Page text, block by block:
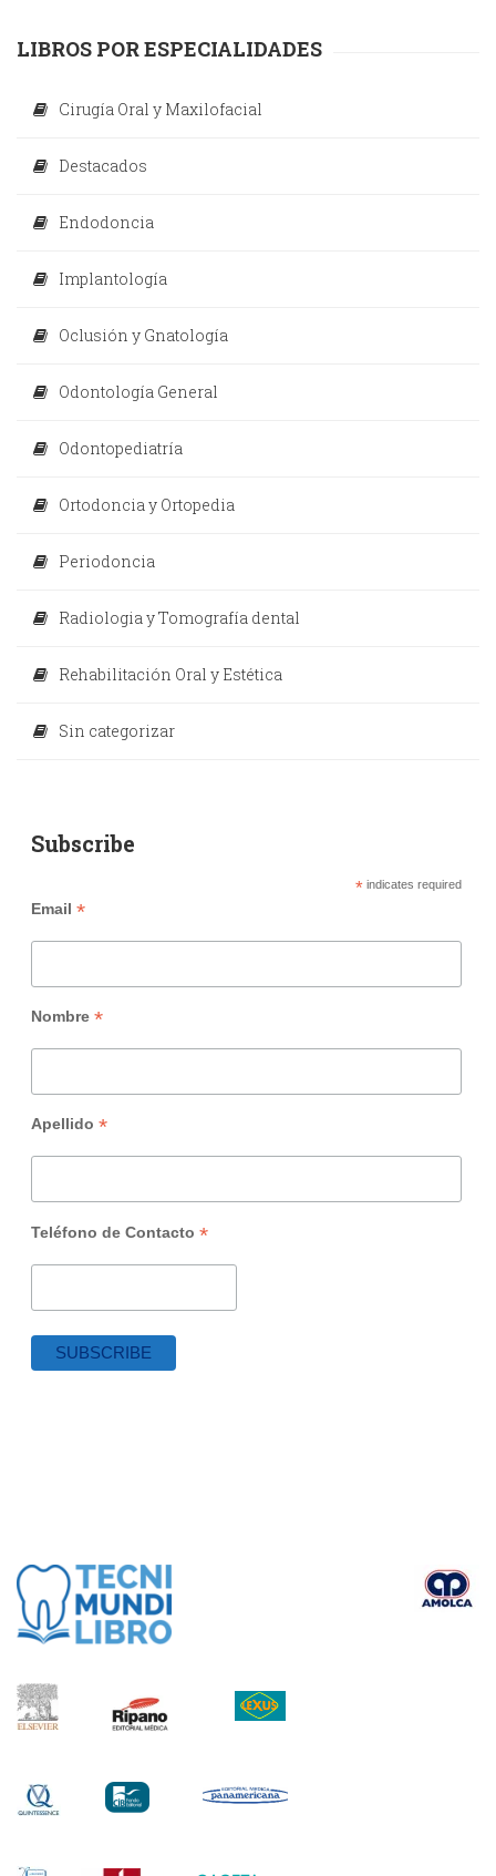
LIBROS POR ESPECIALIDADES
Cirugía Oral y Maxilofacial
Destacados
Endodoncia
Implantología
Oclusión y Gnatología
Odontología General
Odontopediatría
Ortodoncia y Ortopedia
Periodoncia
Radiologia y Tomografía dental
Rehabilitación Oral y Estética
Sin categorizar
Subscribe
*indicates required
Email *
Nombre *
Apellido *
Teléfono de Contacto *